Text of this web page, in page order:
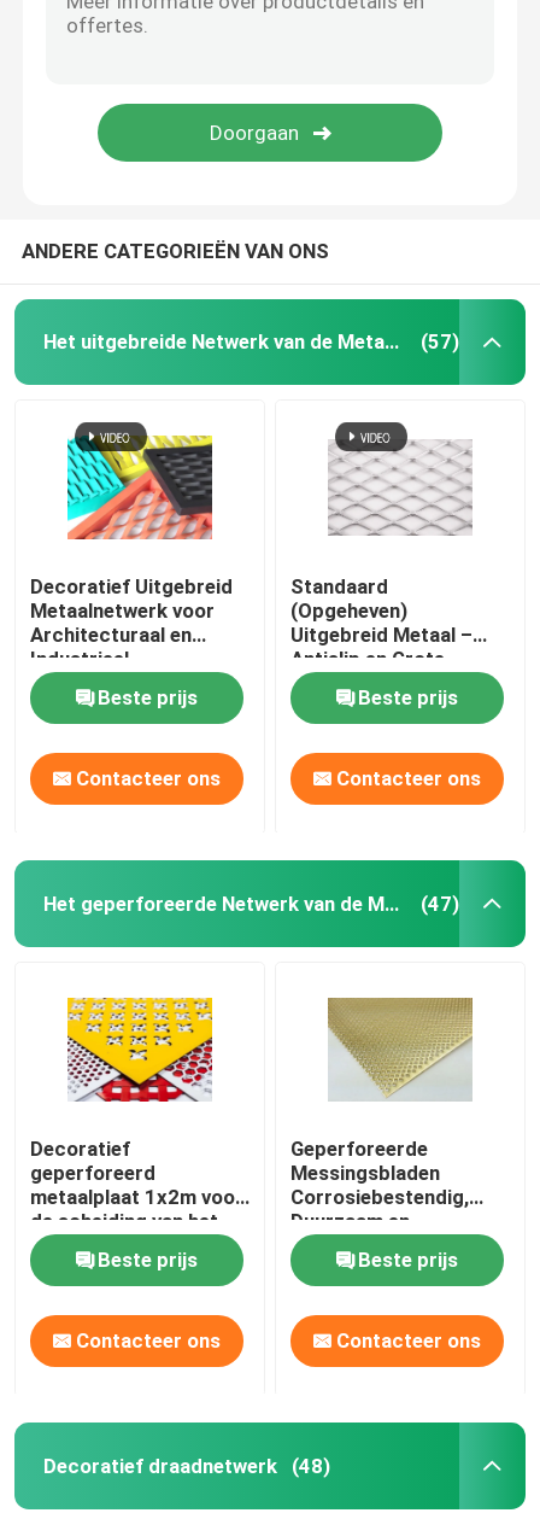
ANDERE CATEGORIEËN VAN ONS
Het uitgebreide Netwerk van de Metaaldraad (57)
Decoratief Uitgebreid
Metaalnetwerk voor
Architecturaal en
Industrieel
Beste prijs
Contacteer ons
Standaard
(Opgeheven)
Uitgebreid Metaal –
Antislip en Grote
Corrosieweerstand
Beste prijs
Contacteer ons
Het geperforeerde Netwerk van de Metaaldraad (47)
Decoratief
geperforeerd
metaalplaat 1x2m voor
de scheiding van het
plafondgevel
Beste prijs
Contacteer ons
Geperforeerde
Messingsbladen
Corrosiebestendig,
Duurzaam en
Esthetisch voor
Architectuur en
Decoratie
Beste prijs
Contacteer ons
Decoratief draadnetwerk (48)